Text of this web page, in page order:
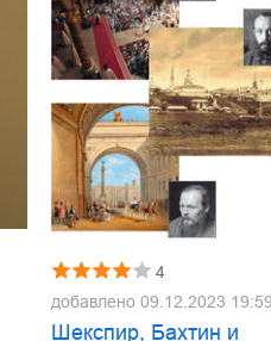
4
добавлено09.12.2023 19:59
Шекспир, Бахтин и